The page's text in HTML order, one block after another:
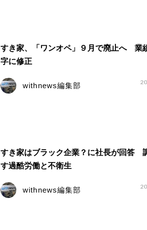
すき家、「ワンオペ」９月で廃止へ 業
字に修正
withnews編集部
すき家はブラック企業？に社長が回答
す過酷労働と不衛生
withnews編集部